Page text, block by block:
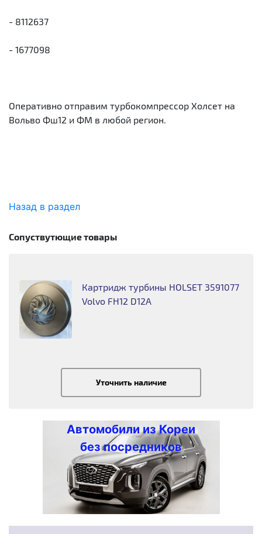
- 8112637
- 1677098
Оперативно отправим турбокомпрессор Холсет на
Вольво Фш12 и ФМ в любой регион.
Назад в раздел
Сопуствутющие товары
Картридж турбины HOLSET 3591077
Volvo FH12 D12A
Уточнить наличие
Автомобили из Кореи
без посредников